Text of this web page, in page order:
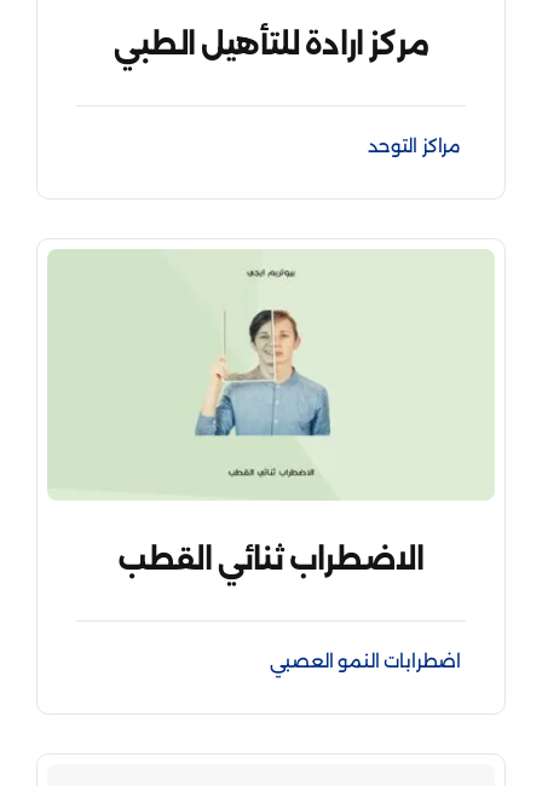
مركز ارادة للتأهيل الطبي
مراكز التوحد
الاضطراب ثنائي القطب
اضطرابات النمو العصبي